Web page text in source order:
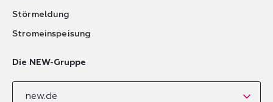
Störmeldung
Stromeinspeisung
Die NEW-Gruppe
new.de